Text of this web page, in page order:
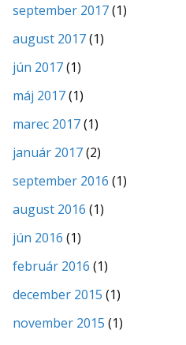
september 2017(1)
august 2017(1)
jún 2017(1)
máj 2017(1)
marec 2017(1)
január 2017(2)
september 2016 (1)
august 2016 (1)
jún 2016 (1)
február 2016 (1)
december 2015 (1)
november 2015 (1)